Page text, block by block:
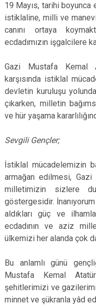
19 Mayıs, tarihi boyunca
istiklaline, milli ve
canını ortaya
ecdadımızın işgalcilere
Gazi Mustafa Kemal
karşısında istiklal
devletin kuruluşu
çıkarken, milletin
ve hür yaşama
Sevgili Gençler;
İstiklal mücadelemizin
armağan edilmesi,
milletimizin sizlere
göstergesidir.
aldıkları güç ve
ecdadının ve aziz
ülkemizi her alanda çok
Bu anlamlı günü
Mustafa Kemal
şehitlerimizi ve
minnet ve şükranla yâd